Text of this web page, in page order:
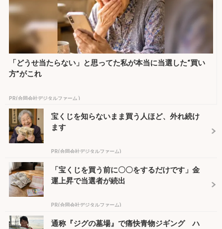
「どうせ当たらない」と思ってた私が本当に当選した“買い
方”がこれ
PR(合同会社デジタルファーム )
宝くじを知らないまま買う人ほど、外れ続け
ます
PR(合同会社デジタルファーム)
「宝くじを買う前に〇〇をするだけです」金
運上昇で当選者が続出
PR(合同会社デジタルファーム)
通称『ジグの墓場』で痛快青物ジギング ハ